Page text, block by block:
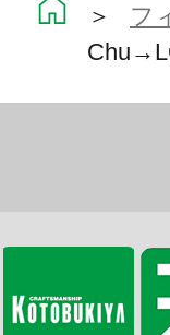
＞ フ